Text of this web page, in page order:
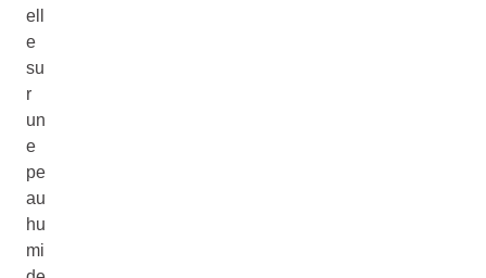
ell
e
su
r
un
e
pe
au
hu
mi